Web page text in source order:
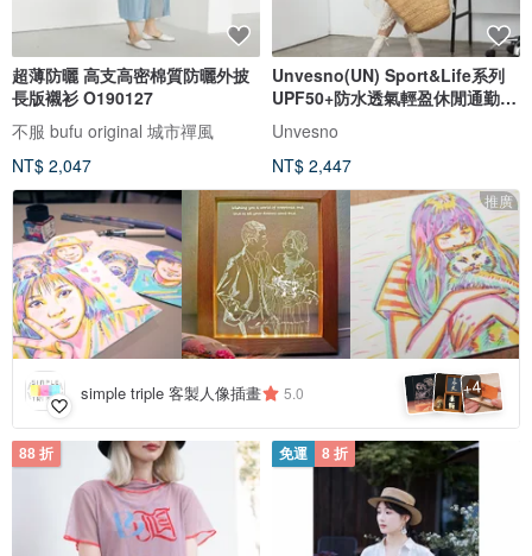
超薄防曬 高支高密棉質防曬外披
長版襯衫 O190127
不服 bufu original 城市禪風
NT$ 2,047
Unvesno(UN) Sport&Life系列
UPF50+防水透氣輕盈休閒通勤防
曬服
Unvesno
NT$ 2,447
推廣
simple triple 客製人像插畫 5.0 +4
88 折 免運 8 折